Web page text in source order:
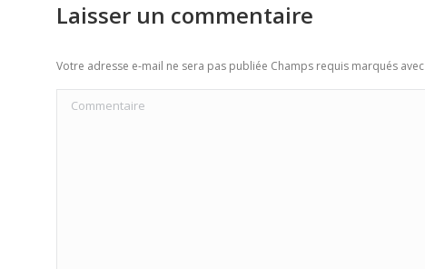
Laisser un commentaire
Votre adresse e-mail ne sera pas publiée Champs requis marqués avec
Commentaire